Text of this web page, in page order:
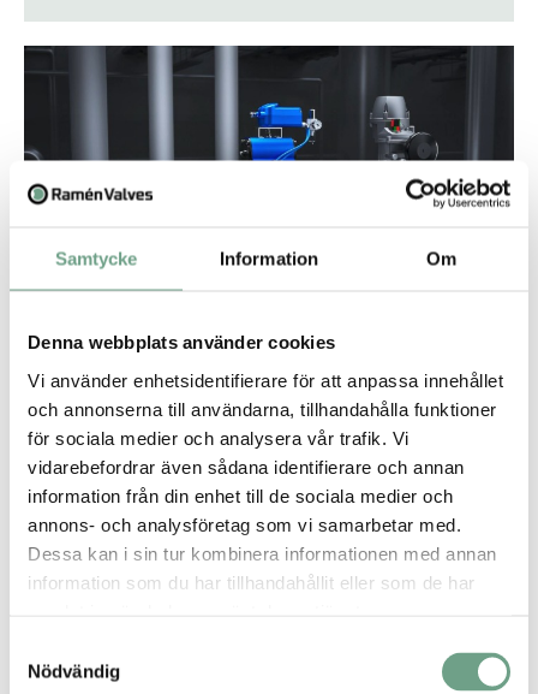
Samtycke Information Om
Denna webbplats använder cookies
Vi använder enhetsidentifierare för att anpassa innehållet
och annonserna till användarna, tillhandahålla funktioner
för sociala medier och analysera vår trafik. Vi
vidarebefordrar även sådana identifierare och annan
information från din enhet till de sociala medier och
annons- och analysföretag som vi samarbetar med.
Dessa kan i sin tur kombinera informationen med annan
information som du har tillhandahållit eller som de har
Nödvändig
Operational benefits
Thanks to its bi-directional capability, the Ramén KS Ball
Sector Valve maintains precise flow control and seat tightness
even when installed in reverse. With the vena contracta on
the outlet side, it minimizes internal wear and extends
service life in abrasive applications. This makes the KS valve
an irreplaceable component in critical systems requiring
flexible installation and reliable operation.